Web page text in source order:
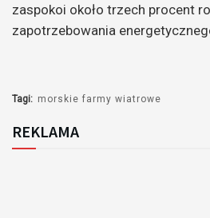
zaspokoi około trzech procent
zapotrzebowania
Tagi: morskie farmy wiatrowe
REKLAMA